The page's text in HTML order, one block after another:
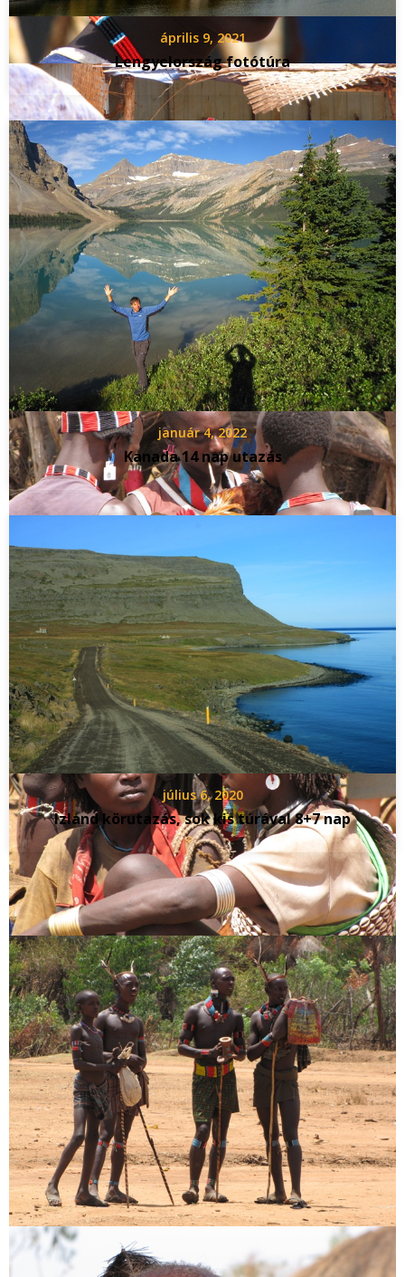
április 9, 2021
Lengyelország fotótúra
január 4, 2022
Kanada 14 nap utazás
július 6, 2020
Izland körutazás, sok kis túrával 8+7 nap
Vélemény, hozzászólás?
Az e-mail címet nem tesszük közzé. A kötelező mezőket*
karakterrel jelöltük
Hozzászólás*